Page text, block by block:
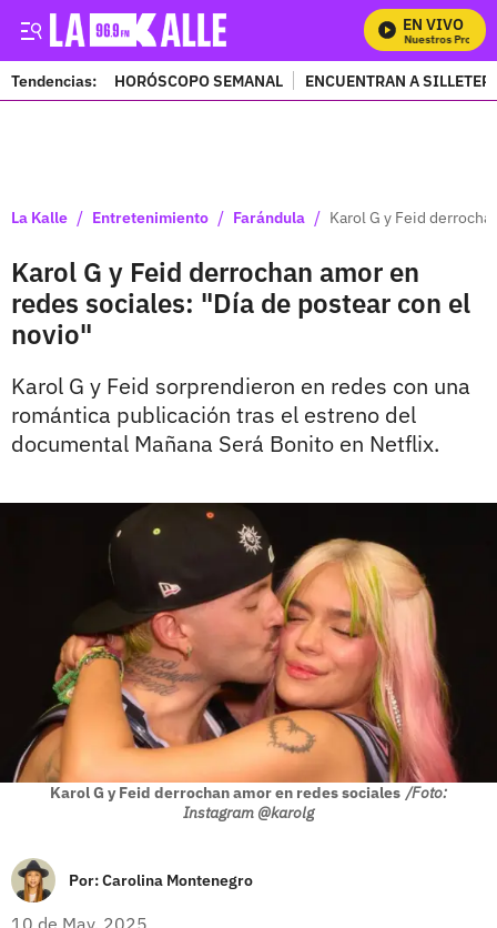
EN VIVO
Mira Todos Nuestros
Tendencias: HORÓSCOPO SEMANAL ENCUENTRAN A
La Kalle / Entretenimiento / Farándula / Karol G y Feid
Karol G y Feid derrochan amor en
redes sociales: "Día de postear con el
novio"
Karol G y Feid sorprendieron en redes con una
romántica publicación tras el estreno del
documental Mañana Será Bonito en Netflix.
Karol G y Feid derrochan amor en redes sociales /Foto:
Instagram @karolg
Por:Carolina Montenegro
10 de May, 2025